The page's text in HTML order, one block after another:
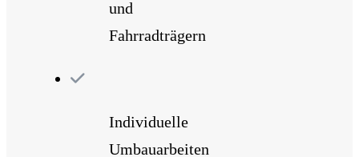
und
Fahrradträgern
Individuelle
Umbauarbeiten